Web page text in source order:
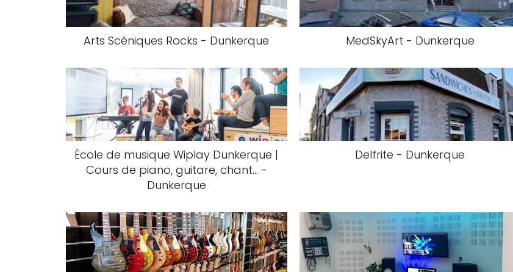
Arts Scéniques Rocks - Dunkerque MedSkyArt - Dunkerque
École de musique Wiplay Dunkerque |
Cours de piano, guitare, chant... -
Dunkerque
Delfrite - Dunkerque